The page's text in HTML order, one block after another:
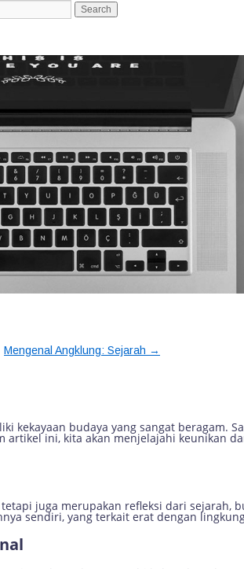
Mengenal Angklung: Sejarah →
kekayaan budaya yang sangat beragam.
artikel ini, kita akan menjelajahi keunikan
juga merupakan refleksi dari sejarah,
sendiri, yang terkait erat dengan